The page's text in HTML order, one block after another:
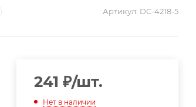
Артикул: DC-4218-5
241 ₽/шт.
Нет в наличии